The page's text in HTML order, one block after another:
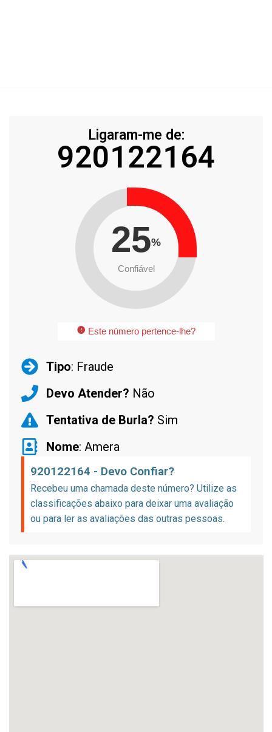
Ligaram-me de:
920122164
25%
Confiável
Este número pertence-lhe?
Tipo: Fraude
Devo Atender? Não
Tentativa de Burla? Sim
Nome: Amera
920122164 - Devo Confiar?
Recebeu uma chamada deste número? Utilize as
classificações abaixo para deixar uma avaliação
ou para ler as avaliações das outras pessoas.